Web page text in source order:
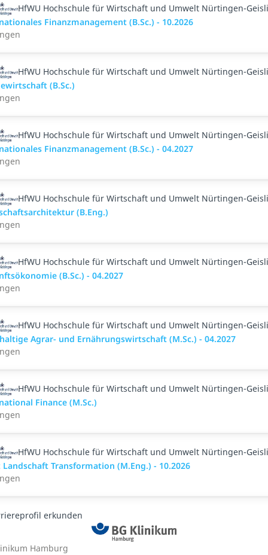
HfWU Hochschule für Wirtschaft und Umwelt Nürtingen-
Finanzmanagement (B.Sc.) - 10.2026
HfWU Hochschule für Wirtschaft und Umwelt Nürtingen-
(B.Sc.)
HfWU Hochschule für Wirtschaft und Umwelt Nürtingen-
Finanzmanagement (B.Sc.) - 04.2027
HfWU Hochschule für Wirtschaft und Umwelt Nürtingen-
(B.Eng.)
HfWU Hochschule für Wirtschaft und Umwelt Nürtingen-
(B.Sc.) - 04.2027
HfWU Hochschule für Wirtschaft und Umwelt Nürtingen-
Agrar- und Ernährungswirtschaft (M.Sc.) - 04.2027
HfWU Hochschule für Wirtschaft und Umwelt Nürtingen-
Finance (M.Sc.)
HfWU Hochschule für Wirtschaft und Umwelt Nürtingen-
Landschaft Transformation (M.Eng.) - 10.2026
erkunden
Hamburg